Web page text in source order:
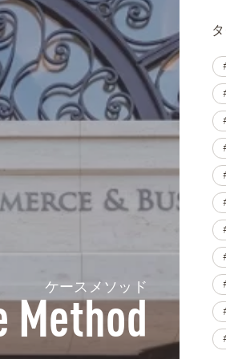
ケースメソッド
Method